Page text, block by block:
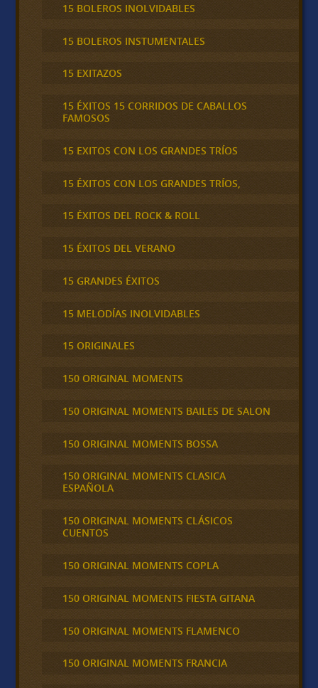
15 BOLEROS INOLVIDABLES
15 BOLEROS INSTUMENTALES
15 EXITAZOS
15 ÉXITOS 15 CORRIDOS DE CABALLOS
FAMOSOS
15 EXITOS CON LOS GRANDES TRÍOS
15 ÉXITOS CON LOS GRANDES TRÍOS,
15 ÉXITOS DEL ROCK & ROLL
15 ÉXITOS DEL VERANO
15 GRANDES ÉXITOS
15 MELODÍAS INOLVIDABLES
15 ORIGINALES
150 ORIGINAL MOMENTS
150 ORIGINAL MOMENTS BAILES DE SALON
150 ORIGINAL MOMENTS BOSSA
150 ORIGINAL MOMENTS CLASICA
ESPAÑOLA
150 ORIGINAL MOMENTS CLÁSICOS
CUENTOS
150 ORIGINAL MOMENTS COPLA
150 ORIGINAL MOMENTS FIESTA GITANA
150 ORIGINAL MOMENTS FLAMENCO
150 ORIGINAL MOMENTS FRANCIA